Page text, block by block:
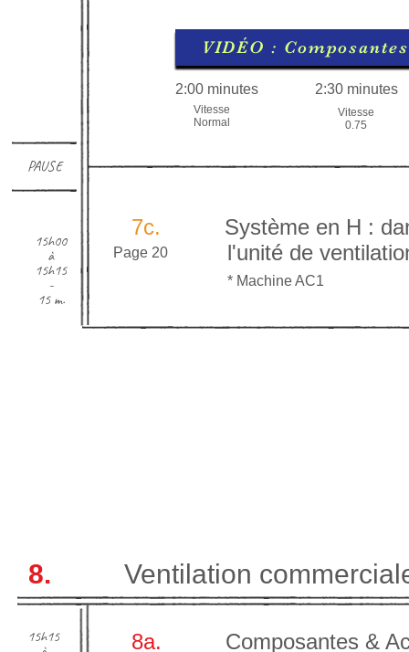
VIDÉO :
2:00 minutes
Vitesse
Normal
2:30 minutes
Vitesse
0.75
7c.
Système en H :
l'unité de
* Machine AC1
Page 20
PAUSE
15h00
à
15h15
-
15 m.
8. Ventilation
8a. Composantes &
15h15